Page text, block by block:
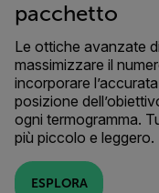
pacchetto
Le ottiche avanzate
massimizzare il
incorporare
posizione
ogni termogramma.
più piccolo e leggero.
ESPLORA